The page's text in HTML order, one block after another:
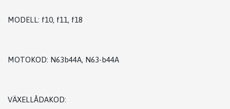
MODELL: f10, f11, f18
MOTOKOD: N63b44A, N63-b44A
VÄXELLÅDAKOD: